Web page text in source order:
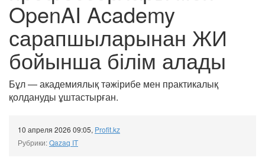
OpenAI Academy
сарапшыларынан ЖИ
бойынша білім алады
Бұл — академиялық тәжірибе мен практикалық
қолдануды ұштастырған.
10 апреля 2026 09:05, Profit.kz
Рубрики:Qazaq IT